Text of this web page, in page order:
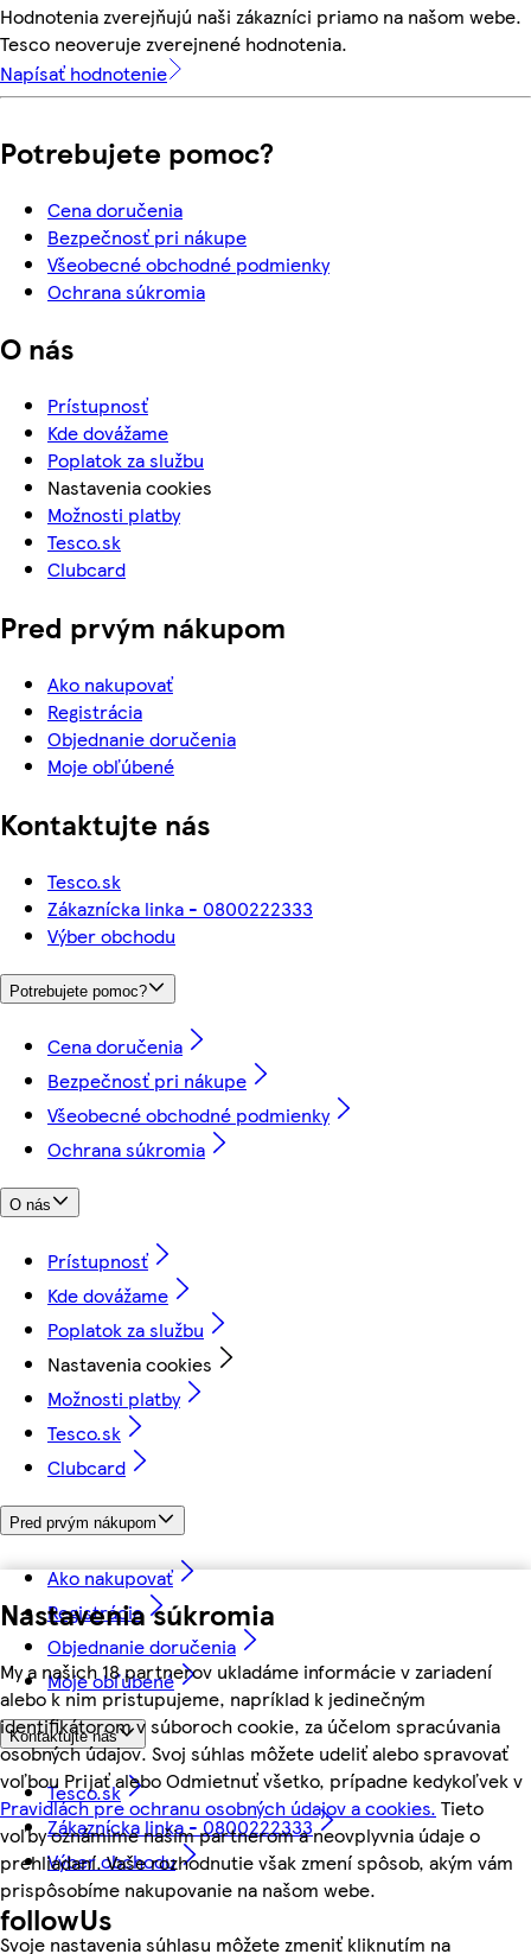
Nastavenia súkromia
My a našich 18 partnerov ukladáme informácie v zariadení
alebo k nim pristupujeme, napríklad k jedinečným
identifikátorom v súboroch cookie, za účelom spracúvania
osobných údajov. Svoj súhlas môžete udeliť alebo spravovať
voľbou Prijať alebo Odmietnuť všetko, prípadne kedykoľvek v
Pravidlách pre ochranu osobných údajov a cookies. Tieto
voľby oznámime našim partnerom a neovplyvnia údaje o
prehliadaní. Vaše rozhodnutie však zmení spôsob, akým vám
prispôsobíme nakupovanie na našom webe.
Svoje nastavenia súhlasu môžete zmeniť kliknutím na
Hodnotenia zverejňujú naši zákazníci priamo na našom webe.
Tesco neoveruje zverejnené hodnotenia.
Napísať hodnotenie
Potrebujete pomoc?
Cena doručenia
Bezpečnosť pri nákupe
Všeobecné obchodné podmienky
Ochrana súkromia
O nás
Prístupnosť
Kde dovážame
Poplatok za službu
Nastavenia cookies
Možnosti platby
Tesco.sk
Clubcard
Pred prvým nákupom
Ako nakupovať
Registrácia
Objednanie doručenia
Moje obľúbené
Kontaktujte nás
Tesco.sk
Zákaznícka linka - 0800222333
Výber obchodu
Potrebujete pomoc?
Cena doručenia
Bezpečnosť pri nákupe
Všeobecné obchodné podmienky
Ochrana súkromia
O nás
Prístupnosť
Kde dovážame
Poplatok za službu
Nastavenia cookies
Možnosti platby
Tesco.sk
Clubcard
Pred prvým nákupom
Ako nakupovať
Registrácia
Objednanie doručenia
Moje obľúbené
Kontaktujte nás
Tesco.sk
Zákaznícka linka - 0800222333
Výber obchodu
followUs